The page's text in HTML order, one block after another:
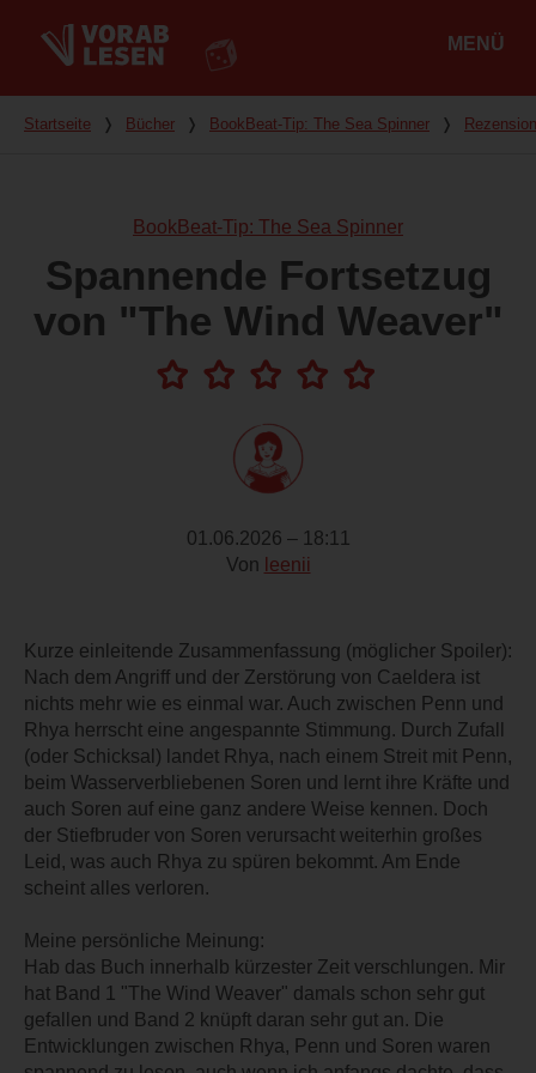
MENÜ
Du bist hier
Startseite ❭ Bücher ❭ BookBeat-Tip: The Sea Spinner ❭
BookBeat-Tip: The Sea Spinner
Spannende Fortsetzug
von "The Wind Weaver"
01.06.2026 – 18:11
Von leenii
Kurze einleitende Zusammenfassung (möglicher Spoiler):
Nach dem Angriff und der Zerstörung von Caeldera ist
nichts mehr wie es einmal war. Auch zwischen Penn und
Rhya herrscht eine angespannte Stimmung. Durch Zufall
(oder Schicksal) landet Rhya, nach einem Streit mit Penn,
beim Wasserverbliebenen Soren und lernt ihre Kräfte und
auch Soren auf eine ganz andere Weise kennen. Doch
der Stiefbruder von Soren verursacht weiterhin großes
Leid, was auch Rhya zu spüren bekommt. Am Ende
scheint alles verloren.
Meine persönliche Meinung:
Hab das Buch innerhalb kürzester Zeit verschlungen. Mir
hat Band 1 "The Wind Weaver" damals schon sehr gut
gefallen und Band 2 knüpft daran sehr gut an. Die
Entwicklungen zwischen Rhya, Penn und Soren waren